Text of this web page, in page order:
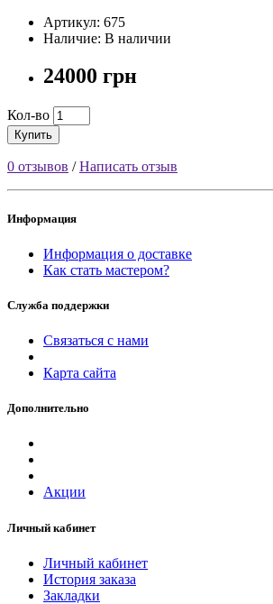
Артикул: 675
Наличие: В наличии
24000 грн
Кол-во
Купить
0 отзывов /Написать отзыв
Информация
Информация о доставке
Как стать мастером?
Служба поддержки
Связаться с нами
Карта сайта
Дополнительно
Акции
Личный кабинет
Личный кабинет
История заказа
Закладки